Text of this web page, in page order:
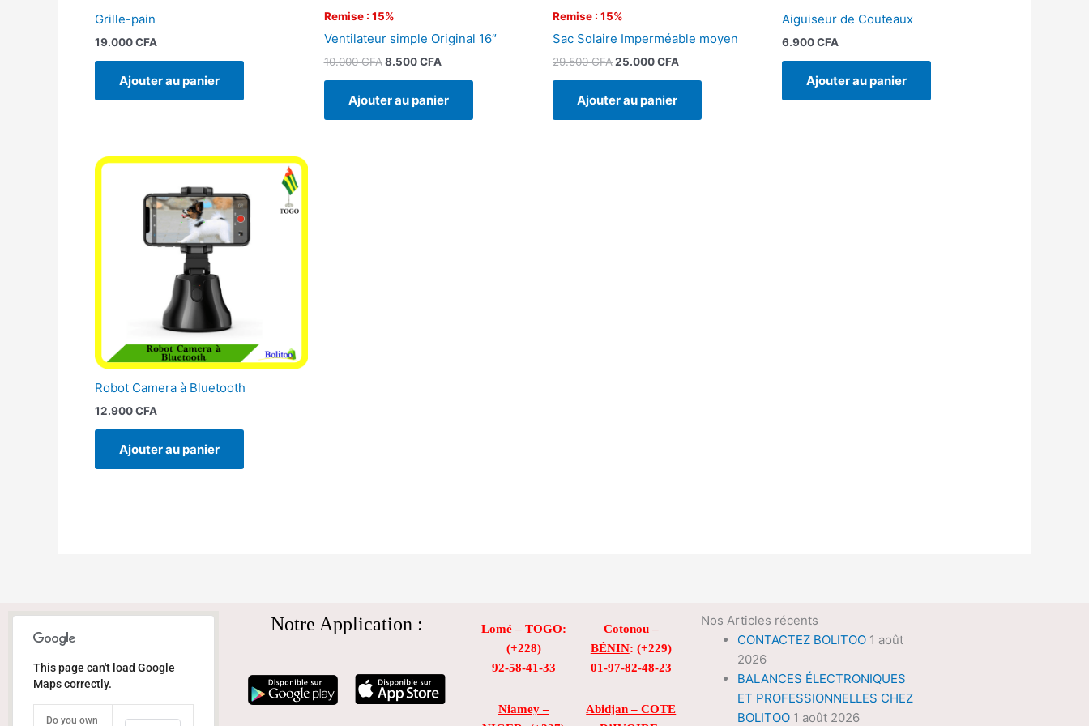
Grille-pain
19.000CFA
Ajouter au panier
Remise : 15%
Ventilateur simple Original 16″
10.000CFA 8.500CFA
Ajouter au panier
Remise : 15%
Sac Solaire Imperméable moyen
29.500CFA25.000CFA
Ajouter au panier
Aiguiseur de Couteaux
6.900CFA
Ajouter au panier
Robot Camera à Bluetooth
12.900CFA
Ajouter au panier
This page can't load Google
Maps correctly.
Do you own
Notre Application : Lomé – TOGO:
(+228)
92-58-41-33
Niamey –
Cotonou –
BÉNIN: (+229)
01-97-82-48-23
Abidjan – COTE
Nos Articles récents
CONTACTEZ BOLITOO 1 août
2026
BALANCES ÉLECTRONIQUES
ET PROFESSIONNELLES CHEZ
BOLITOO 1 août 2026